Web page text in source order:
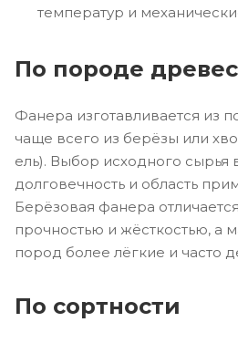
температур и
По породе
Фанера изготавливается из
чаще всего из берёзы или
ель). Выбор исходного сырья
долговечность и область
Берёзовая фанера
прочностью и жёсткостью, а
пород более лёгкие и часто
По сортности